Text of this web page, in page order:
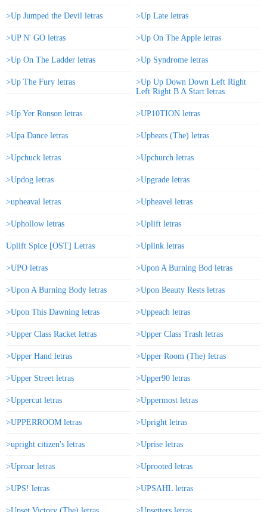
>Up Jumped the Devil letras >Up Late letras
>UP N' GO letras >Up On The Apple letras
>Up On The Ladder letras >Up Syndrome letras
>Up The Fury letras
>Up Up Down Down Left Right
Left Right B A Start letras
>Up Yer Ronson letras >UP10TION letras
>Upa Dance letras >Upbeats (The) letras
>Upchuck letras >Upchurch letras
>Updog letras >Upgrade letras
>upheaval letras >Upheavel letras
>Uphollow letras >Uplift letras
Uplift Spice [OST] Letras >Uplink letras
>UPO letras >Upon A Burning Bod letras
>Upon A Burning Body letras >Upon Beauty Rests letras
>Upon This Dawning letras >Uppeach letras
>Upper Class Racket letras >Upper Class Trash letras
>Upper Hand letras >Upper Room (The) letras
>Upper Street letras >Upper90 letras
>Uppercut letras >Uppermost letras
>UPPERROOM letras >Upright letras
>upright citizen's letras >Uprise letras
>Uproar letras >Uprooted letras
>UPS! letras >UPSAHL letras